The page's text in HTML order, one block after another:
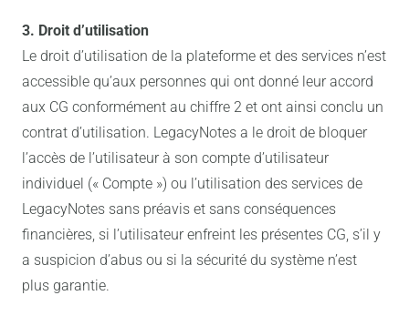
3. Droit d’utilisation
Le droit d’utilisation de la plateforme et des services n’est
accessible qu’aux personnes qui ont donné leur accord
aux CG conformément au chiffre 2 et ont ainsi conclu un
contrat d’utilisation. LegacyNotes a le droit de bloquer
l’accès de l’utilisateur à son compte d’utilisateur
individuel (« Compte ») ou l’utilisation des services de
LegacyNotes sans préavis et sans conséquences
financières, si l’utilisateur enfreint les présentes CG, s’il y
a suspicion d’abus ou si la sécurité du système n’est
plus garantie.